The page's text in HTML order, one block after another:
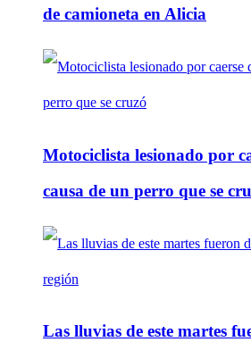
de camioneta en Alicia
Motociclista lesionado por
causa de un perro que se
Las lluvias de este martes